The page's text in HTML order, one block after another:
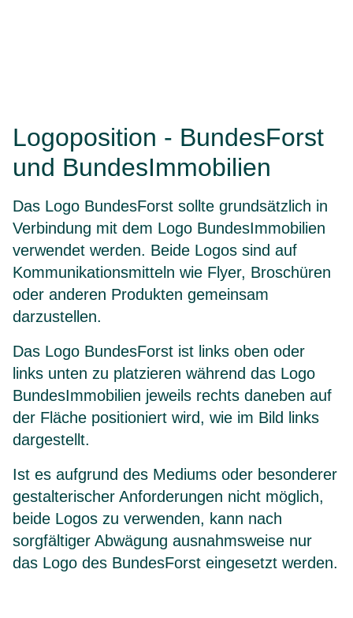
Logoposition - BundesForst
und BundesImmobilien
Das Logo BundesForst sollte grundsätzlich in
Verbindung mit dem Logo BundesImmobilien
verwendet werden. Beide Logos sind auf
Kommunikationsmitteln wie Flyer, Broschüren
oder anderen Produkten gemeinsam
darzustellen.
Das Logo BundesForst ist links oben oder
links unten zu platzieren während das Logo
BundesImmobilien jeweils rechts daneben auf
der Fläche positioniert wird, wie im Bild links
dargestellt.
Ist es aufgrund des Mediums oder besonderer
gestalterischer Anforderungen nicht möglich,
beide Logos zu verwenden, kann nach
sorgfältiger Abwägung ausnahmsweise nur
das Logo des BundesForst eingesetzt werden.